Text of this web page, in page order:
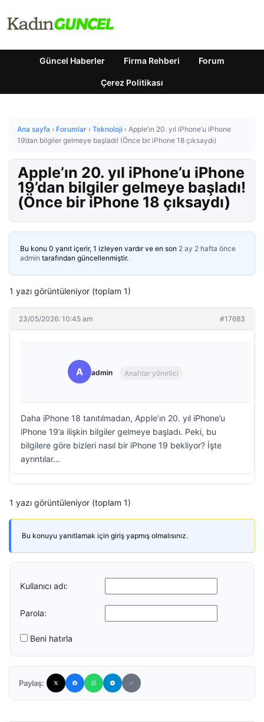
Güncel Haberler Firma Rehberi Forum
Çerez Politikası
Ana sayfa › Forumlar › Teknoloji › Apple’ın 20. yıl iPhone’u iPhone
19’dan bilgiler gelmeye başladı! (Önce bir iPhone 18 çıksaydı)
Apple’ın 20. yıl iPhone’u iPhone
19’dan bilgiler gelmeye başladı!
(Önce bir iPhone 18 çıksaydı)
Bu konu 0 yanıt içerir, 1 izleyen vardır ve en son 2 ay 2 hafta önce
admin tarafından güncellenmiştir.
1 yazı görüntüleniyor (toplam 1)
23/05/2026: 10:45 am #17683
A admin Anahtar yönetici
Daha iPhone 18 tanıtılmadan, Apple’ın 20. yıl iPhone’u
iPhone 19’a ilişkin bilgiler gelmeye başladı. Peki, bu
bilgilere göre bizleri nasıl bir iPhone 19 bekliyor? İşte
ayrıntılar…
1 yazı görüntüleniyor (toplam 1)
Bu konuyu yanıtlamak için giriş yapmış olmalısınız.
Kullanıcı adı:
Parola:
Beni hatırla
Paylaş: